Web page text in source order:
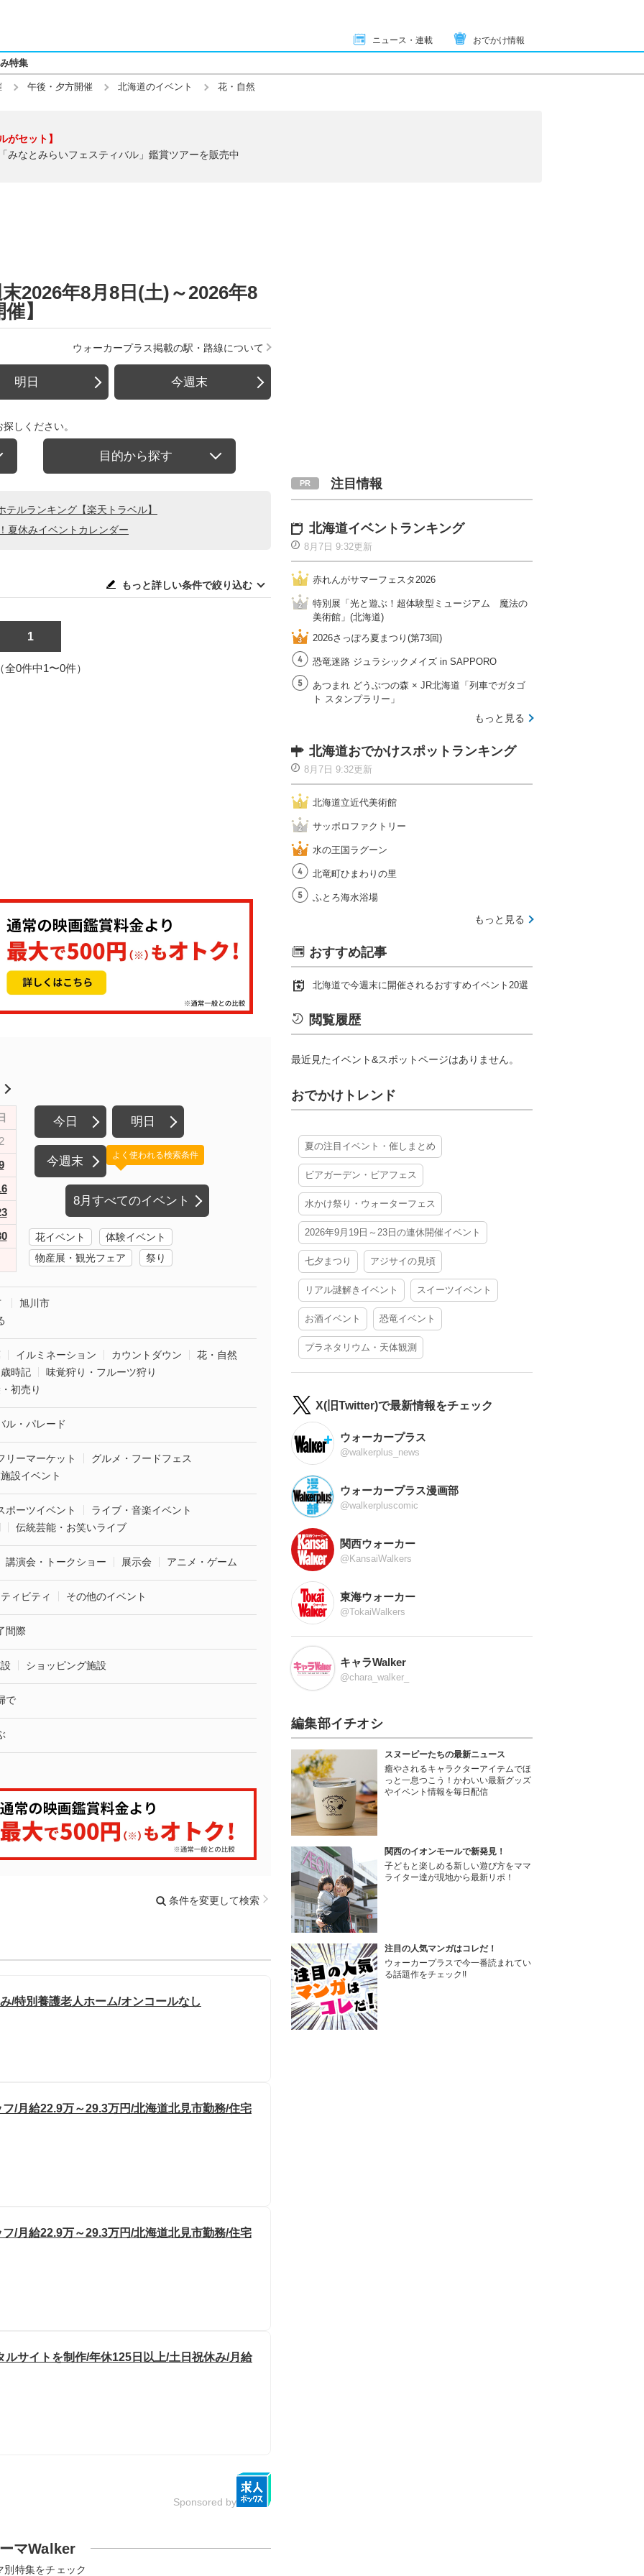
ニュース・連載 おでかけ情報
特集
午後・夕方開催 北海道のイベント 花・自然
がセット】
みなとみらいフェスティバル」鑑賞ツアーを販売中
2026年8月8日(土)～2026年8
】
ウォーカープラス掲載の駅・路線について
明日 今週末
しください。
目的から探す
ルランキング【楽天トラベル】
夏休みイベントカレンダー
もっと詳しい条件で絞り込む
1
全0件中1〜0件）
今日 明日
今週末
8月すべてのイベント
よく使われる検索条件
花イベント
体験イベント
物産展・観光フェア
祭り
旭川市
イルミネーション カウントダウン
花・自然
時記
味覚狩り・フルーツ狩り
初売り
ル・パレード
リーマーケット
グルメ・フードフェス
設イベント
ポーツイベント
ライブ・音楽イベント
伝統芸能・お笑いライブ
講演会・トークショー 展示会 アニメ・ゲーム
ィビティ その他のイベント
間際
ショッピング施設
で
条件を変更して検索
/特別養護老人ホーム/オンコールなし
/月給22.9万～29.3万円/北海道北見市勤務/住宅
/月給22.9万～29.3万円/北海道北見市勤務/住宅
サイトを制作/年休125日以上/土日祝休み/月給
Sponsored by
マWalker
別特集をチェック
注目情報
北海道イベントランキング
8月7日 9:32更新
赤れんがサマーフェスタ2026
特別展「光と遊ぶ！超体験型ミュージアム 魔法の
美術館」(北海道)
2026さっぽろ夏まつり(第73回)
恐竜迷路 ジュラシックメイズ in SAPPORO
あつまれ どうぶつの森 × JR北海道「列車でガタゴ
ト スタンプラリー」
もっと見る
北海道おでかけスポットランキング
8月7日 9:32更新
北海道立近代美術館
サッポロファクトリー
水の王国ラグーン
北竜町ひまわりの里
ふとろ海水浴場
もっと見る
おすすめ記事
北海道で今週末に開催されるおすすめイベント20選
閲覧履歴
最近見たイベント&スポットページはありません。
おでかけトレンド
夏の注目イベント・催しまとめ
ビアガーデン・ビアフェス
水かけ祭り・ウォーターフェス
2026年9月19日～23日の連休開催イベント
七夕まつり アジサイの見頃
リアル謎解きイベント スイーツイベント
お酒イベント 恐竜イベント
プラネタリウム・天体観測
X(旧Twitter)で最新情報をチェック
ウォーカープラス
@walkerplus_news
ウォーカープラス漫画部
@walkerpluscomic
関西ウォーカー
@KansaiWalkers
東海ウォーカー
@TokaiWalkers
キャラWalker
@chara_walker_
編集部イチオシ
スヌーピーたちの最新ニュース
癒やされるキャラクターアイテムでほ
っと一息つこう！かわいい最新グッズ
やイベント情報を毎日配信
関西のイオンモールで新発見！
子どもと楽しめる新しい遊び方をママ
ライター達が現地から最新リポ！
注目の人気マンガはコレだ！
ウォーカープラスで今一番読まれてい
る話題作をチェック!!